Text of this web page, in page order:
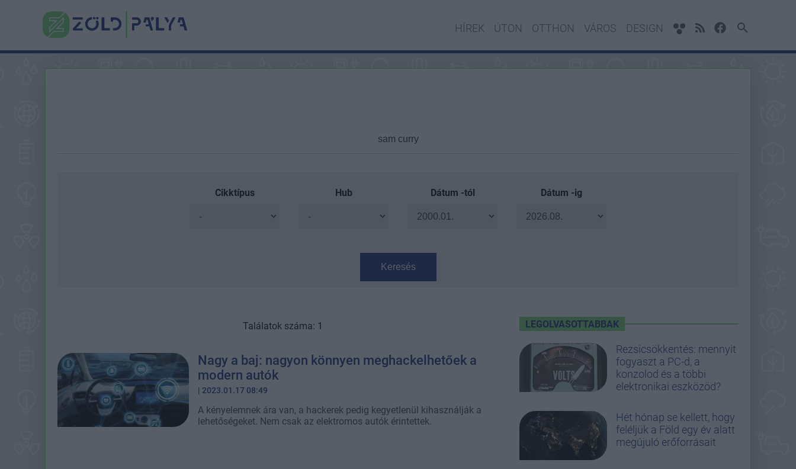
HÍREK ÚTON OTTHON VÁROS DESIGN
Cikktípus Hub Dátum -tól Dátum -ig
Keresés
Találatok száma: 1
Nagy a baj: nagyon könnyen meghackelhetőek a
modern autók
| 2023.01.17 08:49
A kényelemnek ára van, a hackerek pedig kegyetlenül kihasználják a
lehetőségeket. Nem csak az elektromos autók érintettek.
LEGOLVASOTTABBAK
Rezsicsökkentés: mennyit
fogyaszt a PC-d, a
konzolod és a többi
elektronikai eszközöd?
Hét hónap se kellett, hogy
feléljük a Föld egy év alatt
megújuló erőforrásait